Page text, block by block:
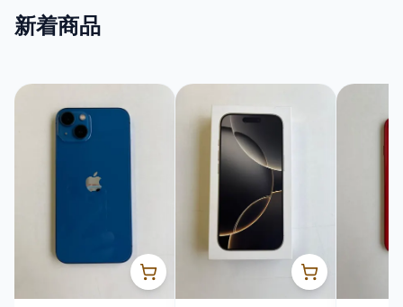
新着商品